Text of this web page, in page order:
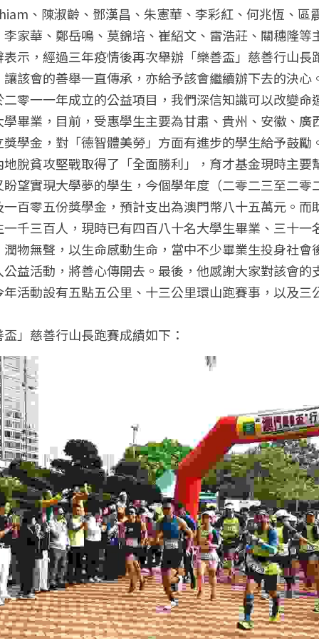
、陳淑齡、鄧漢昌、朱憲華、李彩紅、何兆恆、區
家華、鄭岳鳴、莫錦培、崔紹文、雷浩莊、關穗隆等
示，經過三年疫情後再次舉辦「樂善盃」慈善行山長
該會的善舉一直傳承，亦給予該會繼續辦下去的決心
零一一年成立的公益項目，我們深信知識可以改變命
畢業，目前，受惠學生主要為甘肅、貴州、安徽、廣
學金，對「德智體美勞」方面有進步的學生給予鼓勵
脫貧攻堅戰取得了「全面勝利」，育才基金現時主要
望實現大學夢的學生，今個學年度（二零二三至二零
百零五份獎學金，預計支出為澳門幣八十五萬元。而
千三百人，現時已有四百八十名大學生畢業、三十一
物無聲，以生命感動生命，當中不少畢業生投身社會
益活動，將善心傳開去。最後，他感謝大家對該會的
活動設有五點五公里、十三公里環山跑賽事，以及三
」慈善行山長跑賽成績如下：